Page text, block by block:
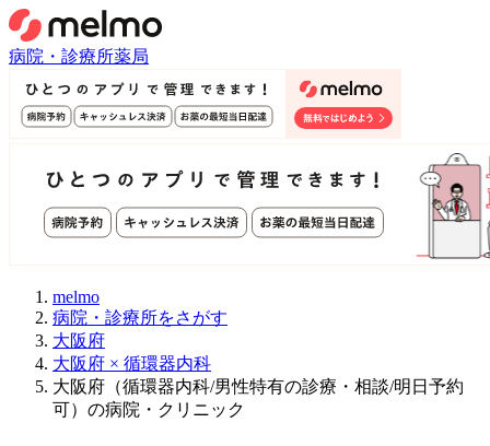
病院・診療所薬局
melmo
病院・診療所をさがす
大阪府
大阪府 × 循環器内科
大阪府（循環器内科/男性特有の診療・相談/明日予約
可）の病院・クリニック